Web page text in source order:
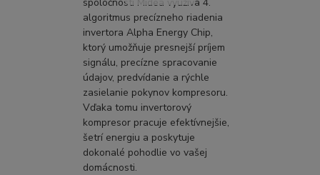
algoritmus precízneho riadenia
invertora Alpha Energy Chip,
ktorý umožňuje presnejší príjem
signálu, precízne spracovanie
údajov, predvídanie a rýchle
zasielanie pokynov kompresoru.
Vďaka tomu invertorový
kompresor pracuje efektívnejšie,
šetrí energiu a poskytuje
dokonalé pohodlie vo vašej
domácnosti.